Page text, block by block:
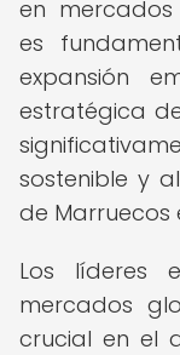
en mercados
es
expansión
estratégica
sostenible y
de Marruecos
Los líderes
mercados
crucial en el